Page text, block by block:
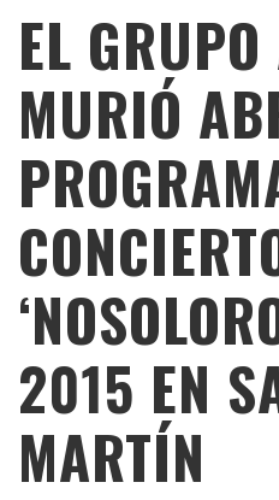
EL
MURIÓ
2015 EN
MARTÍN